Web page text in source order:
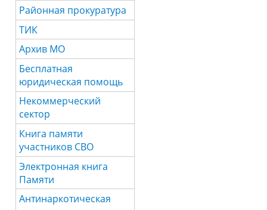
Районная прокуратура
ТИК
Архив МО
Бесплатная
юридическая помощь
Некоммерческий
сектор
Книга памяти
участников СВО
Электронная книга
Памяти
Антинаркотическая